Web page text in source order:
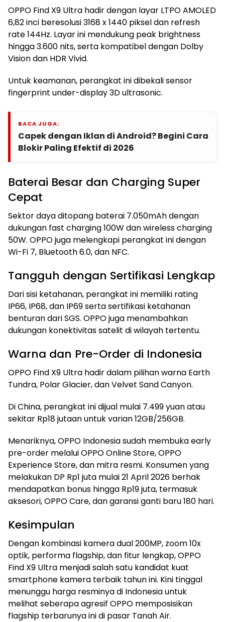
OPPO Find X9 Ultra hadir dengan layar LTPO AMOLED
6,82 inci beresolusi 3168 x 1440 piksel dan refresh
rate 144Hz. Layar ini mendukung peak brightness
hingga 3.600 nits, serta kompatibel dengan Dolby
Vision dan HDR Vivid.
Untuk keamanan, perangkat ini dibekali sensor
fingerprint under-display 3D ultrasonic.
BACA JUGA:
Capek dengan Iklan di Android? Begini Cara
Blokir Paling Efektif di 2026
Baterai Besar dan Charging Super
Cepat
Sektor daya ditopang baterai 7.050mAh dengan
dukungan fast charging 100W dan wireless charging
50W. OPPO juga melengkapi perangkat ini dengan
Wi-Fi 7, Bluetooth 6.0, dan NFC.
Tangguh dengan Sertifikasi Lengkap
Dari sisi ketahanan, perangkat ini memiliki rating
IP66, IP68, dan IP69 serta sertifikasi ketahanan
benturan dari SGS. OPPO juga menambahkan
dukungan konektivitas satelit di wilayah tertentu.
Warna dan Pre-Order di Indonesia
OPPO Find X9 Ultra hadir dalam pilihan warna Earth
Tundra, Polar Glacier, dan Velvet Sand Canyon.
Di China, perangkat ini dijual mulai 7.499 yuan atau
sekitar Rp18 jutaan untuk varian 12GB/256GB.
Menariknya, OPPO Indonesia sudah membuka early
pre-order melalui OPPO Online Store, OPPO
Experience Store, dan mitra resmi. Konsumen yang
melakukan DP Rp1 juta mulai 21 April 2026 berhak
mendapatkan bonus hingga Rp19 juta, termasuk
aksesori, OPPO Care, dan garansi ganti baru 180 hari.
Kesimpulan
Dengan kombinasi kamera dual 200MP, zoom 10x
optik, performa flagship, dan fitur lengkap, OPPO
Find X9 Ultra menjadi salah satu kandidat kuat
smartphone kamera terbaik tahun ini. Kini tinggal
menunggu harga resminya di Indonesia untuk
melihat seberapa agresif OPPO memposisikan
flagship terbarunya ini di pasar Tanah Air.